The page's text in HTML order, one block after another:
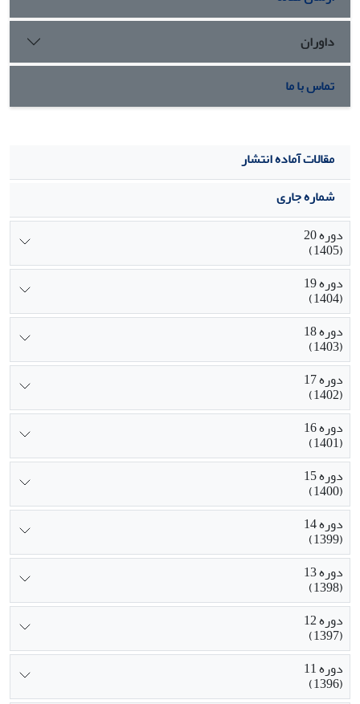
داوران
تماس با ما
مقالات آماده انتشار
شماره جاری
دوره 20
(1405)
دوره 19
(1404)
دوره 18
(1403)
دوره 17
(1402)
دوره 16
(1401)
دوره 15
(1400)
دوره 14
(1399)
دوره 13
(1398)
دوره 12
(1397)
دوره 11
(1396)